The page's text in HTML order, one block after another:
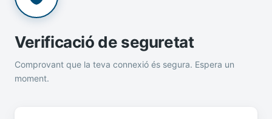
Verificació de seguretat
Comprovant que la teva connexió és segura. Espera un
moment.